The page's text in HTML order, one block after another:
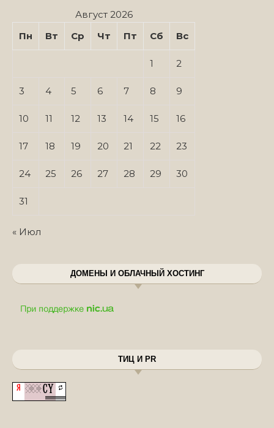
Август 2026
Пн
Вт Ср Чт Пт Сб Вс
1 2
3 4 5 6 7 8 9
10 11 12 13 14 15 16
17 18 19 20 21 22 23
24 25 26 27 28 29 30
31
« Июл
ДОМЕНЫ И ОБЛАЧНЫЙ ХОСТИНГ
ТИЦ И PR